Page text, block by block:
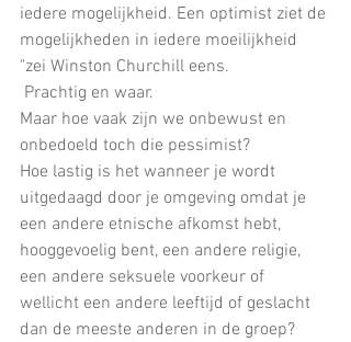
iedere mogelijkheid. Een optimist ziet de
mogelijkheden in iedere moeilijkheid
"zei Winston Churchill eens.
Prachtig en waar.
Maar hoe vaak zijn we onbewust en
onbedoeld toch die pessimist?
Hoe lastig is het wanneer je wordt
uitgedaagd door je omgeving omdat je
een andere etnische afkomst hebt,
hooggevoelig bent, een andere religie,
een andere seksuele voorkeur of
wellicht een andere leeftijd of geslacht
dan de meeste anderen in de groep?